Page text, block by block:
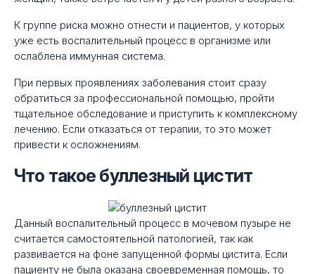
К группе риска можно отнести и пациентов, у которых
уже есть воспалительный процесс в организме или
ослаблена иммунная система.
При первых проявлениях заболевания стоит сразу
обратиться за профессиональной помощью, пройти
тщательное обследование и приступить к комплексному
лечению. Если отказаться от терапии, то это может
привести к осложнениям.
Что такое буллезный цистит
Данный воспалительный процесс в мочевом пузыре не
считается самостоятельной патологией, так как
развивается на фоне запущенной формы цистита. Если
пациенту не была оказана своевременная помощь, то